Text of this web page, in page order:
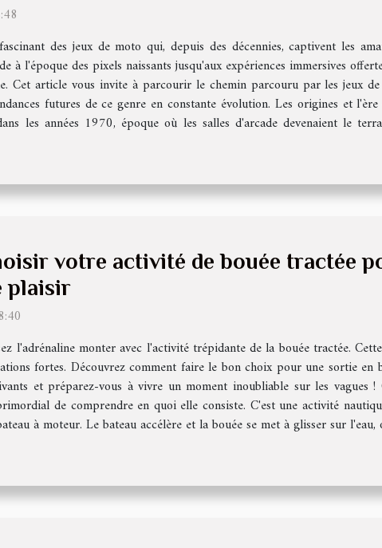
des jeux de moto qui, depuis des décennies, captivent les
à l'époque des pixels naissants jusqu'aux expériences immersives
Cet article vous invite à parcourir le chemin parcouru par les jeux
futures de ce genre en constante évolution. Les origines et
les années 1970, époque où les salles d'arcade devenaient le
votre activité de bouée tractée
plaisir
l'adrénaline monter avec l'activité trépidante de la bouée tractée.
fortes. Découvrez comment faire le bon choix pour une sortie en
et préparez-vous à vivre un moment inoubliable sur les vagues
de comprendre en quoi elle consiste. C'est une activité
à moteur. Le bateau accélère et la bouée se met à glisser sur